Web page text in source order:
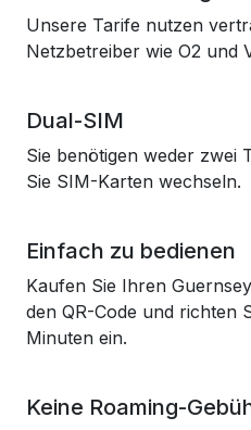
Unsere Tarife nutzen
Netzbetreiber wie O2 und
Dual-SIM
Sie benötigen weder zwei
Sie SIM-Karten wechseln.
Einfach zu bedienen
Kaufen Sie Ihren
den QR-Code und richten
Minuten ein.
Keine Roaming-